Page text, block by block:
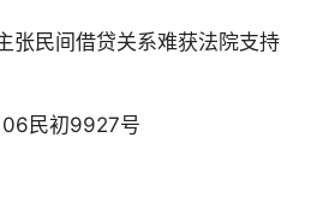
张民间借贷关系难获法院支持
民初9927号